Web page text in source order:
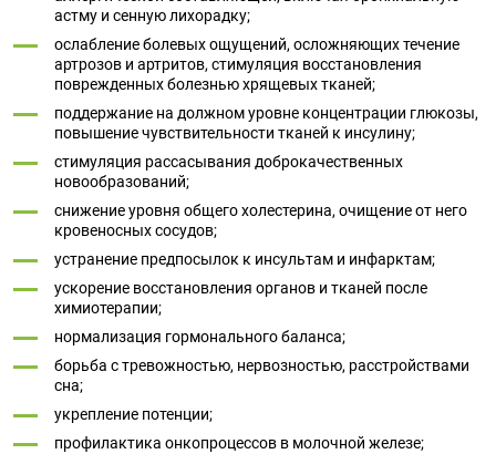
астму и сенную лихорадку;
ослабление болевых ощущений, осложняющих течение
артрозов и артритов, стимуляция восстановления
поврежденных болезнью хрящевых тканей;
поддержание на должном уровне концентрации глюкозы,
повышение чувствительности тканей к инсулину;
стимуляция рассасывания доброкачественных
новообразований;
снижение уровня общего холестерина, очищение от него
кровеносных сосудов;
устранение предпосылок к инсультам и инфарктам;
ускорение восстановления органов и тканей после
химиотерапии;
нормализация гормонального баланса;
борьба с тревожностью, нервозностью, расстройствами
сна;
укрепление потенции;
профилактика онкопроцессов в молочной железе;